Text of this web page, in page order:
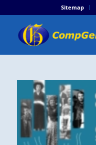
Sitemap